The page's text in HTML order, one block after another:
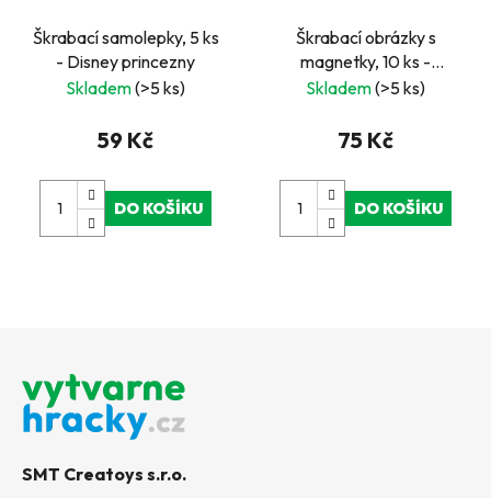
Škrabací samolepky, 5 ks
- Disney princezny
Skladem(>5 ks)
59 Kč
DO KOŠÍKU
Škrabací obrázky s
magnetky, 10 ks -
Tlapková patrola, Paw
Skladem(>5 ks)
75 Kč
DO KOŠÍKU
SMT Creatoys s.r.o.